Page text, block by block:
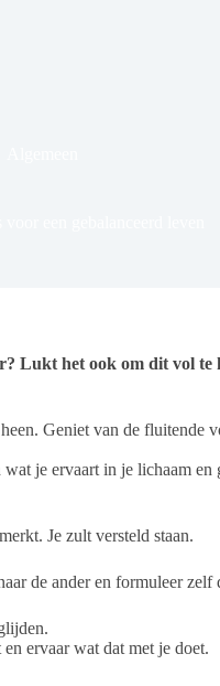
Lukt het ook om dit vol te
Geniet van de fluitende
je ervaart in je lichaam en
Je zult versteld staan.
de ander en formuleer zelf
ervaar wat dat met je doet.